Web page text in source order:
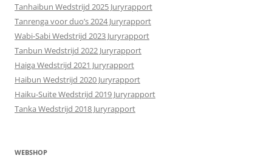
Tanhaibun Wedstrijd 2025 Juryrapport
Tanrenga voor duo’s 2024 Juryrapport
Wabi-Sabi Wedstrijd 2023 Juryrapport
Tanbun Wedstrijd 2022 Juryrapport
Haiga Wedstrijd 2021 Juryrapport
Haibun Wedstrijd 2020 Juryrapport
Haiku-Suite Wedstrijd 2019 Juryrapport
Tanka Wedstrijd 2018 Juryrapport
WEBSHOP